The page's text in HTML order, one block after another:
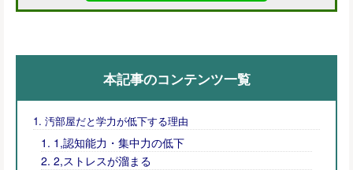
本記事のコンテンツ一覧
汚部屋だと学力が低下する理由
1,認知能力・集中力の低下
2,ストレスが溜まる